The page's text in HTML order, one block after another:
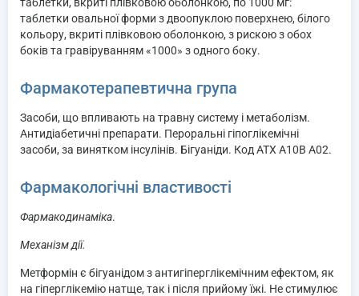
таблетки овальної форми з двоопуклою поверхнею, білого
кольору, вкриті плівковою оболонкою, з рискою з обох
боків та гравіруванням «1000» з одного боку.
Фармакотерапевтична група
Засоби, що впливають на травну систему і метаболізм.
Антидіабетичні препарати. Пероральні гіпоглікемічні
засоби, за винятком інсулінів. Бігуаніди. Код АТХ А10В А02.
Фармакологічні властивості
Фармакодинаміка.
Механізм дії.
Метформін є бігуанідом з антигіперглікемічним ефектом, як
на гіперглікемію натще, так і після прийому їжі. Не стимулює